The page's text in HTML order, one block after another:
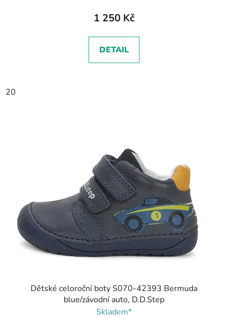
1 250 Kč
DETAIL
20
Dětské celoroční boty S070-42393 Bermuda
blue/závodní auto, D.D.Step
Skladem*